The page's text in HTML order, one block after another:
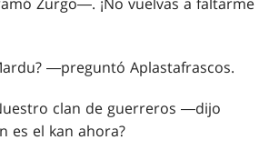
―preguntó Aplastafrascos.
clan de guerreros ―dijo
es el kan ahora?